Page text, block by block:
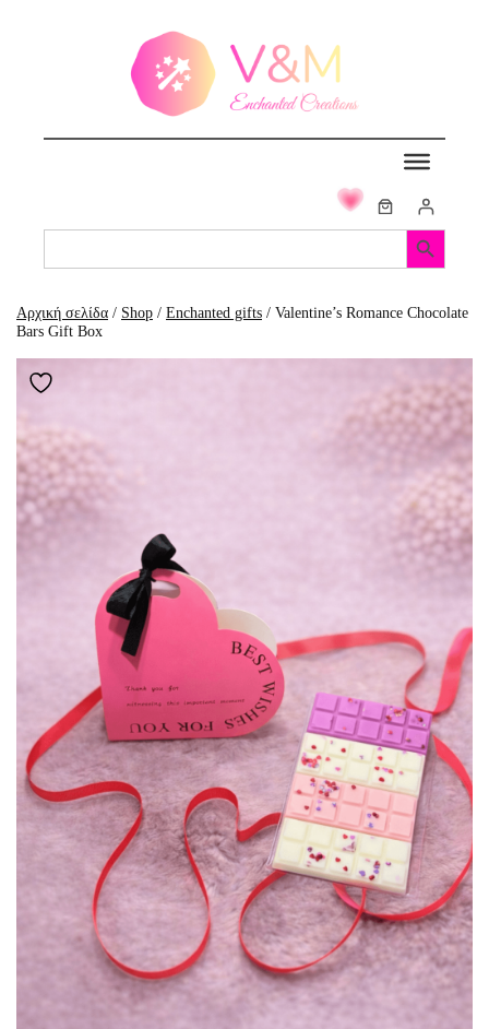
Search
Search Button
Αρχική σελίδα / Shop / Enchanted gifts / Valentine’s Romance Chocolate
Bars Gift Box